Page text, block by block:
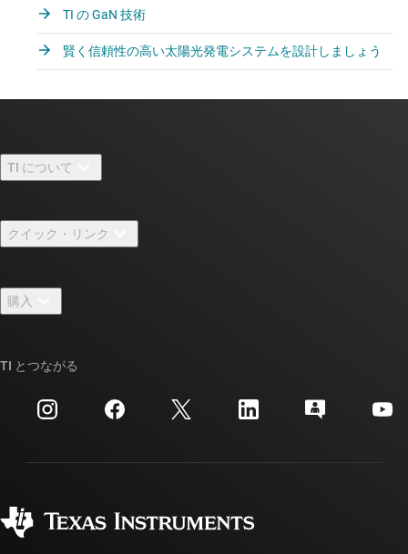
TI の GaN 技術
賢く信頼性の高い太陽光発電システムを設計しましょう
TI について
採用情報
ニュース
イベント
投資家向け情報
クイック・リンク
TI E2E™ 設計サポート・フォーラム
クロスリファレンス検索
カスタマー・サポート・センター
myTI アカウントの FAQ
購入
ご注文に関する FAQ
TI とつながる